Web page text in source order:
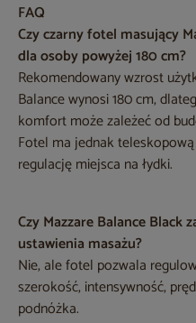
FAQ
Czy czarny fotel masujący
dla osoby powyżej 180 cm?
Rekomendowany wzrost
Balance wynosi 180 cm,
komfort może zależeć od
Fotel ma jednak
regulację miejsca na łydki.
Czy Mazzare Balance
ustawienia masażu?
Nie, ale fotel pozwala
szerokość, intensywność,
podnóżka.